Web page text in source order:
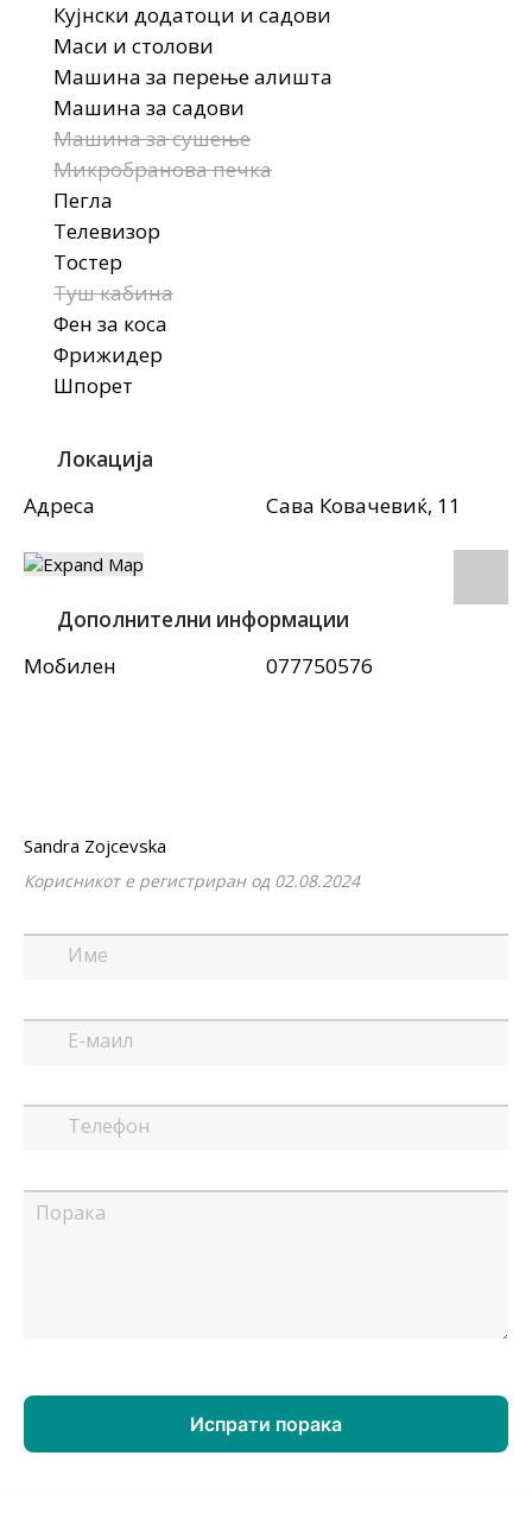
Кујнски додатоци и садови
Маси и столови
Машина за перење алишта
Машина за садови
Машина за сушење
Микробранова печка
Пегла
Телевизор
Тостер
Туш кабина
Фен за коса
Фрижидер
Шпорет
Локација
Адреса
Сава Ковачевиќ, 11
Дополнителни информации
Мобилен
077750576
Sandra Zojcevska
Корисникот е регистриран од 02.08.2024